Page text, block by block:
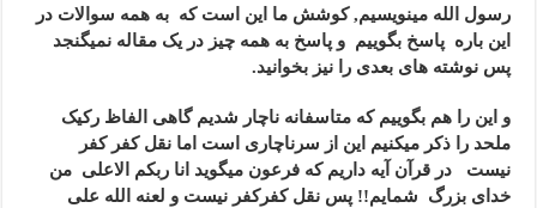
رسول الله مینویسیم, کوشش ما این است که به همه سوالات در
این باره پاسخ بگوییم و پاسخ به همه چیز در یک مقاله نمیگنجد
پس نوشته های بعدی را نیز بخوانید.
و این را هم بگوییم که متاسفانه ناچار شدیم گاهی الفاظ رکیک
ملحد را ذکر میکنیم این از سرناچاری است اما نقل کفر کفر
نیست در قرآن آیه داریم که فرعون میگوید انا ربکم الاعلی من
خدای بزرگ شمایم!! پس نقل کفرکفر نیست و لعنه الله علی